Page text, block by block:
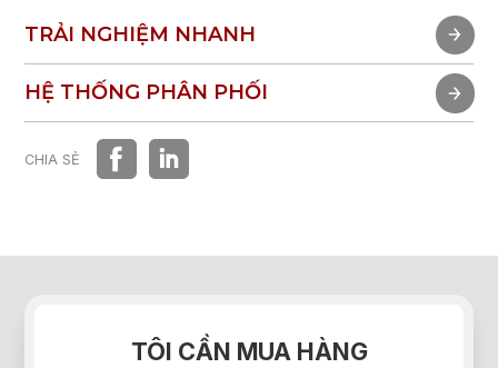
TRẢI NGHIỆM NHANH
TRẢI NGHIỆM NHANH
HỆ THỐNG PHÂN PHỐI
HỆ THỐNG PHÂN PHỐI
CHIA SẺ
TÔI CẦN MUA HÀNG